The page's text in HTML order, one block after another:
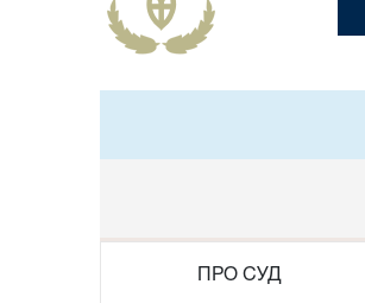
ПРО СУД